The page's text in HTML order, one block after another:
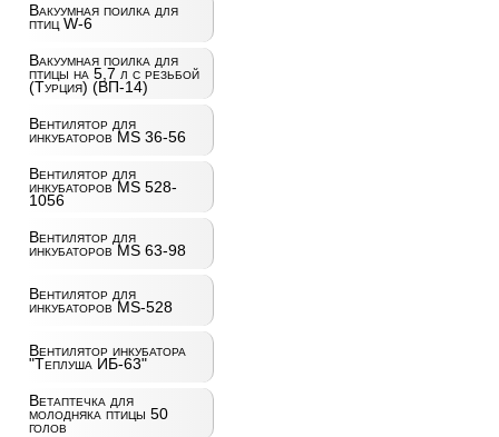
Вакуумная поилка для
птиц W-6
Вакуумная поилка для
птицы на 5,7 л с резьбой
(Турция) (ВП-14)
Вентилятор для
инкубаторов MS 36-56
Вентилятор для
инкубаторов MS 528-
1056
Вентилятор для
инкубаторов MS 63-98
Вентилятор для
инкубаторов MS-528
Вентилятор инкубатора
"Теплуша ИБ-63"
Ветаптечка для
молодняка птицы 50
голов